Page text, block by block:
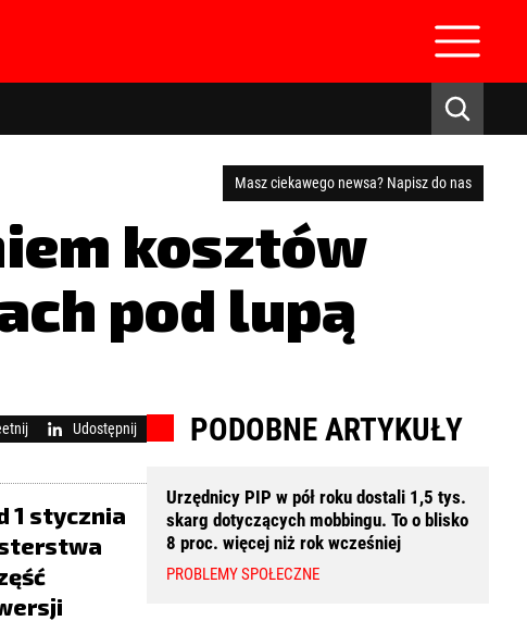
Masz ciekawego newsa? Napisz do nas
kosztów
pod lupą
Udostępnij
1 stycznia
PODOBNE ARTYKUŁY
Urzędnicy PIP w pół roku dostali 1,5 tys.
skarg dotyczących mobbingu. To o blisko
8 proc. więcej niż rok wcześniej
PROBLEMY SPOŁECZNE